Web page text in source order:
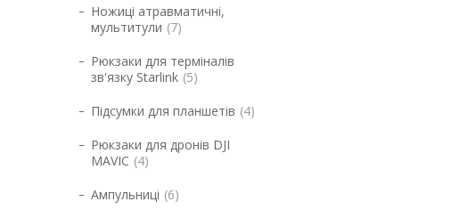
Ножиці атравматичні,
мультитули 7
Рюкзаки для терміналів
зв'язку Starlink 5
Підсумки для планшетів 4
Рюкзаки для дронів DJI
MAVIC 4
Ампульниці 6